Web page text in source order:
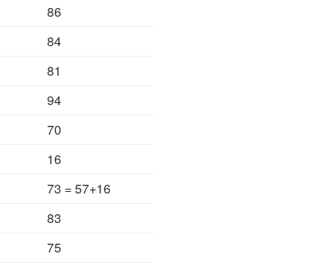
86
84
81
94
70
16
73 = 57+16
83
75